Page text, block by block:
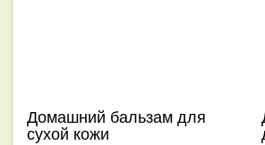
Домашний бальзам для
сухой кожи